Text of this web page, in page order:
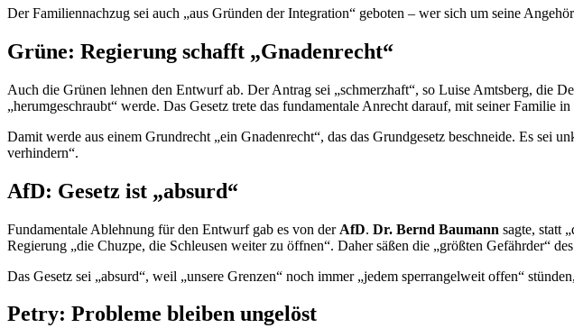
Der Familiennachzug sei auch „aus Gründen der Integration“ geboten – wer sich um seine
Grüne: Regierung schafft „Gnadenrecht“
Auch die Grünen lehnen den Entwurf ab. Der Antrag sei „schmerzhaft“, so Luise Amtsberg, die
„herumgeschraubt“ werde. Das Gesetz trete das fundamentale Anrecht darauf, mit seiner Familie
Damit werde aus einem Grundrecht „ein Gnadenrecht“, das das Grundgesetz beschneide. Es
verhindern“.
AfD: Gesetz ist „absurd“
Fundamentale Ablehnung für den Entwurf gab es von der AfD. Dr. Bernd Baumann sagte, statt
Regierung „die Chuzpe, die Schleusen weiter zu öffnen“. Daher säßen die „größten Gefährder“
Das Gesetz sei „absurd“, weil „unsere Grenzen“ noch immer „jedem sperrangelweit offen“
Petry: Probleme bleiben ungelöst